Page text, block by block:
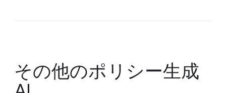
その他のポリシー生成